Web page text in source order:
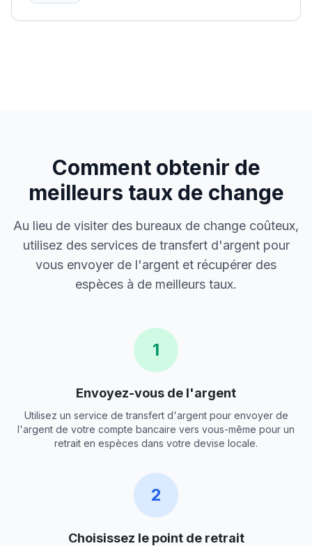
Comment obtenir de
meilleurs taux de change
Au lieu de visiter des bureaux de change coûteux,
utilisez des services de transfert d'argent pour
vous envoyer de l'argent et récupérer des
espèces à de meilleurs taux.
1
Envoyez-vous de l'argent
Utilisez un service de transfert d'argent pour envoyer de
l'argent de votre compte bancaire vers vous-même pour un
retrait en espèces dans votre devise locale.
2
Choisissez le point de retrait